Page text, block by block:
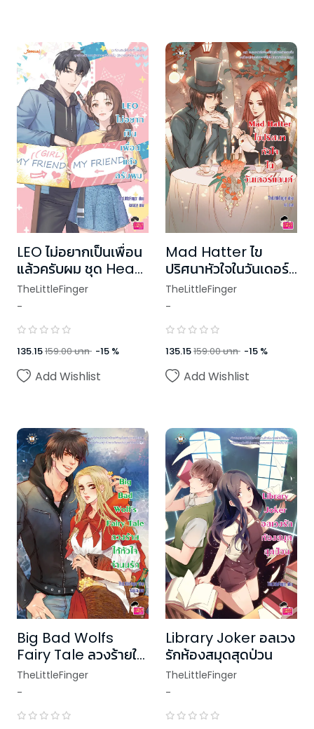
LEO ไม่อยากเป็นเพื่อน
แล้วครับผม ชุด Head
U, Luv You
TheLittleFinger
-
135.15159.00บาท -15 %
Add Wishlist
Mad Hatter ไข
ปริศนาหัวใจในวันเดอร์
แลนด์
TheLittleFinger
-
135.15159.00บาท -15 %
Add Wishlist
Big Bad Wolfs
Fairy Tale ลวงร้ายให้
หัวใจจำนนรัก
TheLittleFinger
-
Library Joker อลเวง
รักห้องสมุดสุดป่วน
TheLittleFinger
-